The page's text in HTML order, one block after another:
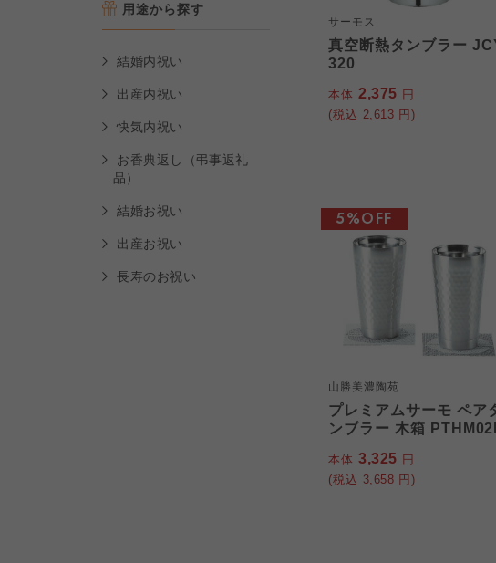
用途から探す
結婚内祝い
出産内祝い
快気内祝い
お香典返し（弔事返礼
品）
結婚お祝い
出産お祝い
長寿のお祝い
サーモス
真空断熱タンブラー
320
本体 2,375 円
(税込 2,613 円)
山勝美濃陶苑
プレミアムサーモ ペア
ンブラー 木箱
本体 3,325 円
(税込 3,658 円)
5%OFF